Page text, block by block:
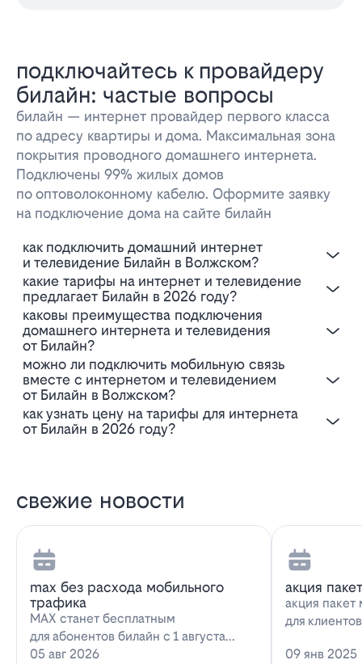
подключайтесь к провайдеру
билайн: частые вопросы
билайн — интернет провайдер первого класса
по адресу квартиры и дома. Максимальная зона
покрытия проводного домашнего интернета.
Подключены 99% жилых домов
по оптоволоконному кабелю. Оформите заявку
на подключение дома на сайте билайн
Как подключить домашний интернет
и телевидение Билайн в Волжском?
Какие тарифы на интернет и телевидение
предлагает Билайн в 2026 году?
Каковы преимущества подключения
домашнего интернета и телевидения
от Билайн?
Можно ли подключить мобильную связь
вместе с интернетом и телевидением
от Билайн в Волжском?
Как узнать цену на тарифы для интернета
от Билайн в 2026 году?
свежие новости
max без расхода мобильного
трафика
MAX станет бесплатным
для абонентов билайн с 1 августа
2026 года использование
05 авг 2026
акция
акция пакет
для
09 янв 2025